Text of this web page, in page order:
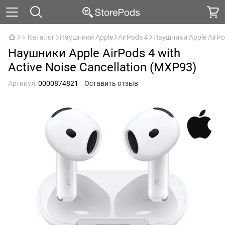
⭐ Каталог Наушники Apple AirPods 4 Наушники Apple
Наушники Apple AirPods 4 with
Active Noise Cancellation (MXP93)
Артикул:0000874821 Оставить отзыв